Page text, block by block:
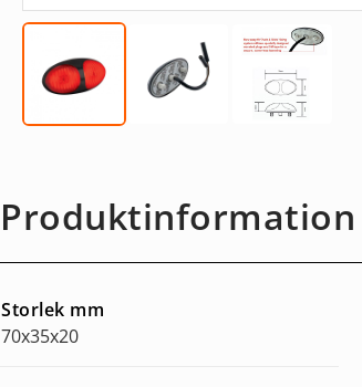
Produktinformation
Storlek mm
70x35x20